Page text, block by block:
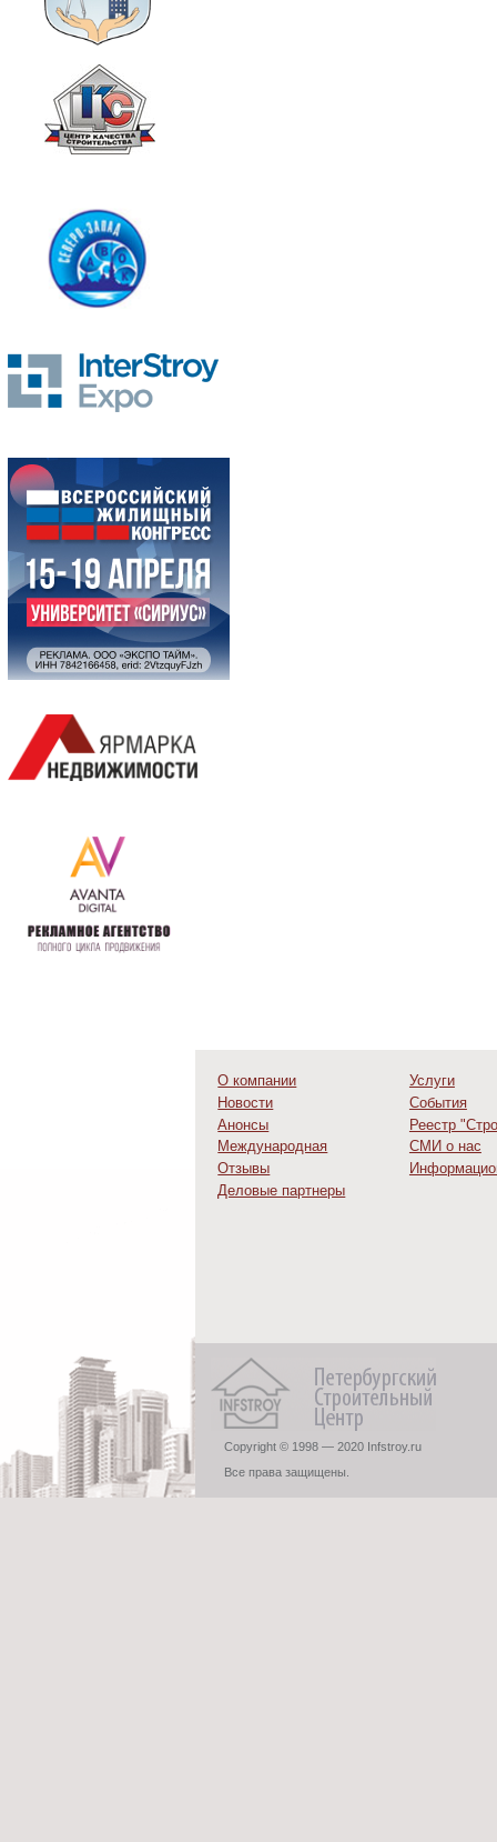
О компании
Услуги
Новости
События
Анонсы
Реестр
Международная
деятельность
СМИ о нас
Отзывы
Деловые партнеры
Copyright © 1998 — 2020 Infstroy.ru
Все права защищены.